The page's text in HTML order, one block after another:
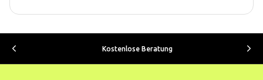
Kostenlose Beratung